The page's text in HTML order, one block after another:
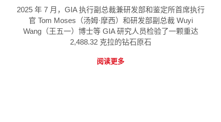
2025 年 7 月，GIA 执行副总裁兼研发部和鉴定所首席执行
官 Tom Moses（汤姆·摩西）和研发部副总裁 Wuyi
Wang（王五一）博士等 GIA 研究人员检验了一颗重达
2,488.32 克拉的钻石原石
阅读更多